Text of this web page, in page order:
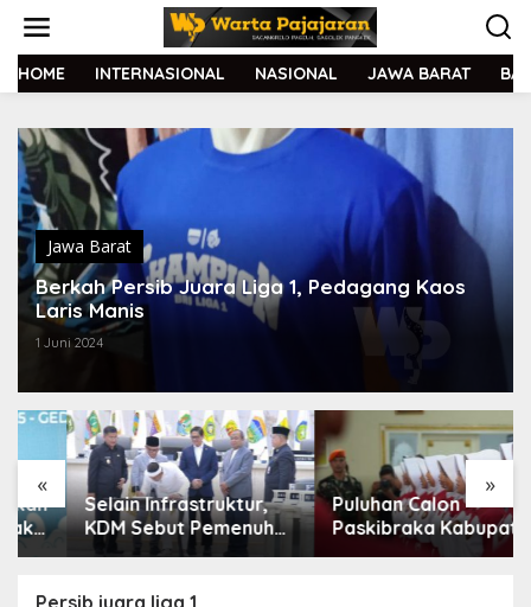
t
HOME INTERNASIONAL NASIONAL JAWA BARAT
Jawa Barat
Berkah Persib Juara Liga 1, Pedagang Kaos
Laris Manis
1 Juni 2024
« »
Selain Infrastruktur,
KDM Sebut Pemenuhan
Kebutuhan Dasar
Fokus APBD Jabar
Puluhan Calon
Paskibraka Kabupaten
Bandung Mulai Ikuti
Persib juara liga 1